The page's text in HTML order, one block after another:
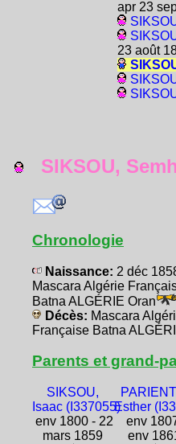
apr 23
23 août
SIKSOU,
Chronologie
Naissance: 2 déc
Mascara Algérie
Batna ALGÉRIE Oran
Décès: Mascara
Française Batna
Parents et grand-
SIKSOU,
Isaac (I337055)
env 1800 - 22
mars 1859
Esther
env
env